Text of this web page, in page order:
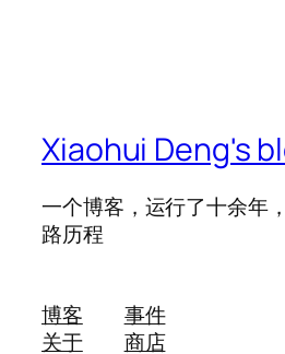
Xiaohui Deng's
一个博客，运行了十余年
路历程
博客
关于
事件
商店